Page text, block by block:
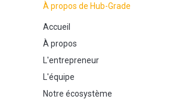
À propos de Hub-Grade
Accueil
À propos
L'entrepreneur
L'équipe
Notre écosystème